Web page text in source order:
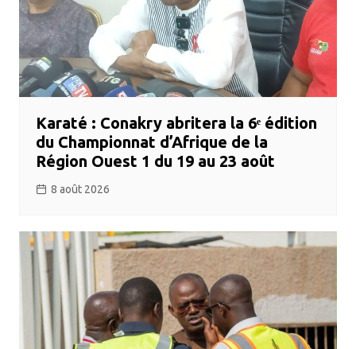
Karaté : Conakry abritera la 6ᵉ édition
du Championnat d’Afrique de la
Région Ouest 1 du 19 au 23 août
8 août 2026